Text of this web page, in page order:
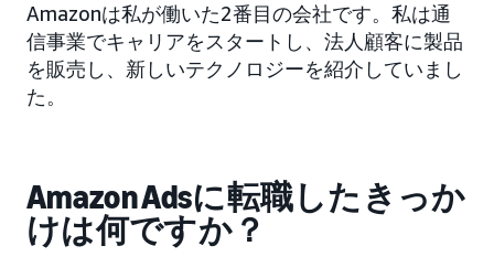
Amazonは私が働いた2番目の会社です。私は通
信事業でキャリアをスタートし、法人顧客に製品
を販売し、新しいテクノロジーを紹介していまし
た。
Amazon Adsに転職したきっか
けは何ですか？